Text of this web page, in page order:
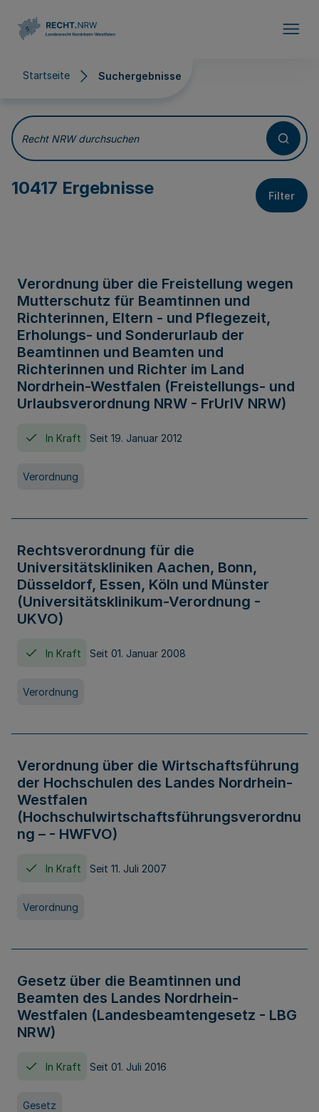
Startseite Suchergebnisse
Suchergebnisse
Recht NRW durchsuchen
10417 Ergebnisse Filter
Verordnung über die Freistellung wegen
Mutterschutz für Beamtinnen und
Richterinnen, Eltern - und Pflegezeit,
Erholungs- und Sonderurlaub der
Beamtinnen und Beamten und
Richterinnen und Richter im Land
Nordrhein-Westfalen (Freistellungs- und
Urlaubsverordnung NRW - FrUrlV NRW)
In Kraft Seit 19. Januar 2012
Verordnung
Rechtsverordnung für die
Universitätskliniken Aachen, Bonn,
Düsseldorf, Essen, Köln und Münster
(Universitätsklinikum-Verordnung -
UKVO)
In Kraft Seit 01. Januar 2008
Verordnung
Verordnung über die Wirtschaftsführung
der Hochschulen des Landes Nordrhein-
Westfalen
(Hochschulwirtschaftsführungsverordnu
ng – - HWFVO)
In Kraft Seit 11. Juli 2007
Verordnung
Gesetz über die Beamtinnen und
Beamten des Landes Nordrhein-
Westfalen (Landesbeamtengesetz - LBG
NRW)
In Kraft Seit 01. Juli 2016
Gesetz